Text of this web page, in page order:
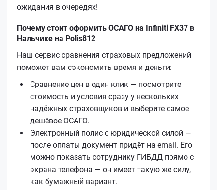
ожидания в очередях!
Почему стоит оформить ОСАГО на Infiniti FX37 в
Нальчике на Polis812
Наш сервис сравнения страховых предложений
поможет вам сэкономить время и деньги:
Сравнение цен в один клик — посмотрите
стоимость и условия сразу у нескольких
надёжных страховщиков и выберите самое
дешёвое ОСАГО.
Электронный полис с юридической силой —
после оплаты документ придёт на email. Его
можно показать сотруднику ГИБДД прямо с
экрана телефона — он имеет такую же силу,
как бумажный вариант.